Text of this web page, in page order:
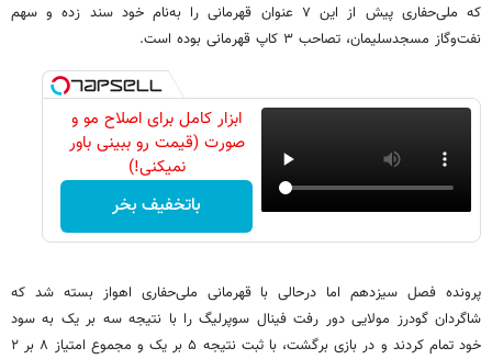
که ملی‌حفاری پیش از این ۷ عنوان قهرمانی را به‌نام خود سند زده و سهم
نفت‌وگاز مسجدسلیمان، تصاحب ۳ کاپ قهرمانی بوده است.
ابزار کامل برای اصلاح مو و
صورت (قیمت رو ببینی باور
نمیکنی!)
باتخفیف بخر
پرونده فصل سیزدهم اما درحالی با قهرمانی ملی‌حفاری اهواز بسته شد که
شاگردان گودرز مولایی دور رفت فینال سوپرلیگ را با نتیجه سه بر یک به سود
خود تمام کردند و در بازی برگشت، با ثبت نتیجه ۵ بر یک و مجموع امتیاز ۸ بر ۲